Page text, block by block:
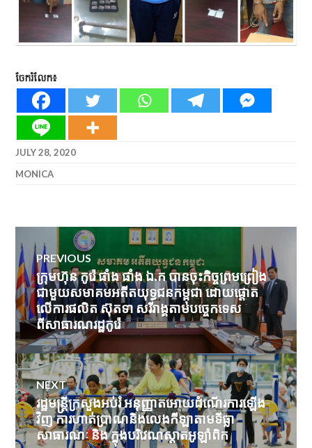
ចែករំលែក៖
JULY 28, 2020
MONICA
Post
navigation
PREVIOUS
Previous
post:
ក្រុមហ៊ុន កូរ៉េ ផាំង ផាំង ឯ.ក បានចុះកិច្ចព្រមព្រៀង
ជាមួយសមាគមអតីតយុទ្ធជនកម្ពុជា ដោយផ្តោត
លើការផលិត ស៊ុតទា សរីរាង្គតាមបច្ចេកទេស
ពីសាធារណរដ្ឋកូរ៉េ
NEXT
Next
post:
រដ្ឋមន្ត្រីក្រសួងអប់រំ អនុញ្ញាតអោយដំណើរការឡើង
វិញ ការហាត់ប្រាណនិងលេងកីឡាតាមទីធ្លា
សាធារណៈ និង ក្នុងបរិវេណស្តាតអូឡាំពិក